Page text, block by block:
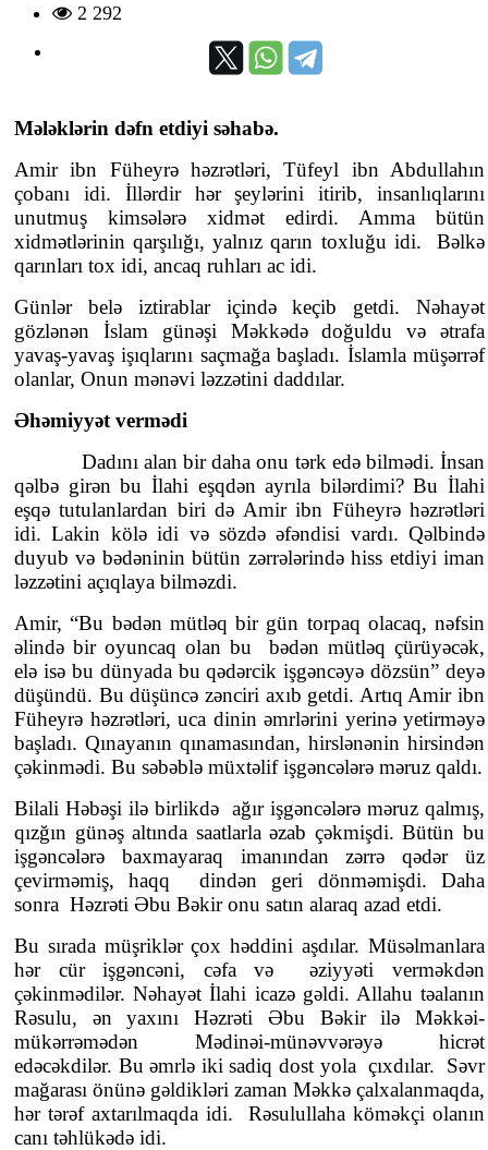
2 292
Mələklərin dəfn etdiyi səhabə.
Amir ibn Füheyrə həzrətləri, Tüfeyl ibn Abdullahın
çobanı idi. İllərdir hər şeylərini itirib, insanlıqlarını
unutmuş kimsələrə xidmət edirdi. Amma bütün
xidmətlərinin qarşılığı, yalnız qarın toxluğu idi. Bəlkə
qarınları tox idi, ancaq ruhları ac idi.
Günlər belə iztirablar içində keçib getdi. Nəhayət
gözlənən İslam günəşi Məkkədə doğuldu və ətrafa
yavaş-yavaş işıqlarını saçmağa başladı. İslamla müşərrəf
olanlar, Onun mənəvi ləzzətini daddılar.
Əhəmiyyət vermədi
Dadını alan bir daha onu tərk edə bilmədi. İnsan
qəlbə girən bu İlahi eşqdən ayrıla bilərdimi? Bu İlahi
eşqə tutulanlardan biri də Amir ibn Füheyrə həzrətləri
idi. Lakin kölə idi və sözdə əfəndisi vardı. Qəlbində
duyub və bədəninin bütün zərrələrində hiss etdiyi iman
ləzzətini açıqlaya bilməzdi.
Amir, “Bu bədən mütləq bir gün torpaq olacaq, nəfsin
əlində bir oyuncaq olan bu bədən mütləq çürüyəcək,
elə isə bu dünyada bu qədərcik işgəncəyə dözsün” deyə
düşündü. Bu düşüncə zənciri axıb getdi. Artıq Amir ibn
Füheyrə həzrətləri, uca dinin əmrlərini yerinə yetirməyə
başladı. Qınayanın qınamasından, hirslənənin hirsindən
çəkinmədi. Bu səbəblə müxtəlif işgəncələrə məruz qaldı.
Bilali Həbəşi ilə birlikdə ağır işgəncələrə məruz qalmış,
qızğın günəş altında saatlarla əzab çəkmişdi. Bütün bu
işgəncələrə baxmayaraq imanından zərrə qədər üz
çevirməmiş, haqq dindən geri dönməmişdi. Daha
sonra Həzrəti Əbu Bəkir onu satın alaraq azad etdi.
Bu sırada müşriklər çox həddini aşdılar. Müsəlmanlara
hər cür işgəncəni, cəfa və əziyyəti verməkdən
çəkinmədilər. Nəhayət İlahi icazə gəldi. Allahu təalanın
Rəsulu, ən yaxını Həzrəti Əbu Bəkir ilə Məkkəi-
mükərrəmədən Mədinəi-münəvvərəyə hicrət
edəcəkdilər. Bu əmrlə iki sadiq dost yola çıxdılar. Səvr
mağarası önünə gəldikləri zaman Məkkə çalxalanmaqda,
hər tərəf axtarılmaqda idi. Rəsulullaha köməkçi olanın
canı təhlükədə idi.